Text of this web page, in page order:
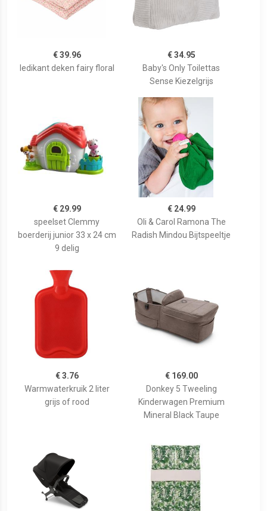
€ 39.96
ledikant deken fairy floral
€ 34.95
Baby's Only Toilettas
Sense Kiezelgrijs
€ 29.99
speelset Clemmy
boerderij junior 33 x 24 cm
9 delig
€ 24.99
Oli & Carol Ramona The
Radish Mindou Bijtspeeltje
€ 3.76
Warmwaterkruik 2 liter
grijs of rood
€ 169.00
Donkey 5 Tweeling
Kinderwagen Premium
Mineral Black Taupe